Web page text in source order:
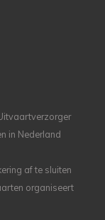
in Nederland
af te sluiten
organiseert